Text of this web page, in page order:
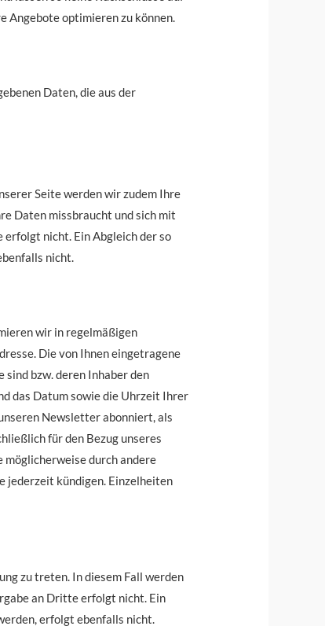
Angebote optimieren zu können.
Daten, die aus der
Seite werden wir zudem Ihre
Daten missbraucht und sich mit
nicht. Ein Abgleich der so
nicht.
wir in regelmäßigen
Die von Ihnen eingetragene
bzw. deren Inhaber den
das Datum sowie die Uhrzeit Ihrer
Newsletter abonniert, als
für den Bezug unseres
durch andere
jederzeit kündigen. Einzelheiten
zu treten. In diesem Fall werden
an Dritte erfolgt nicht. Ein
erfolgt ebenfalls nicht.